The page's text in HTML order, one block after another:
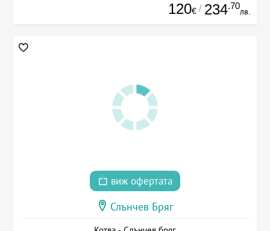
120€ / 234.70
лв.
виж офертата
Слънчев Бряг